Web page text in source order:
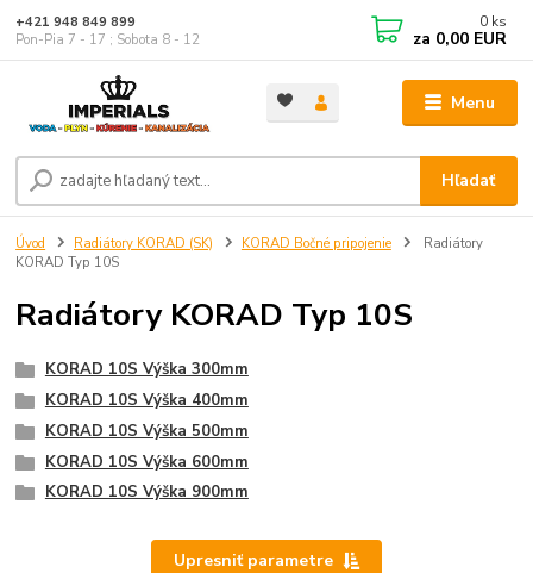
Menu
Hľadať
+421 948 849 899
Pon-Pia 7 - 17 ; Sobota 8 - 12
0 ks
za 0,00 EUR
Úvod Radiátory KORAD (SK) KORAD Bočné pripojenie
Radiátory
KORAD Typ 10S
Radiátory KORAD Typ 10S
KORAD 10S Výška 300mm
KORAD 10S Výška 400mm
KORAD 10S Výška 500mm
KORAD 10S Výška 600mm
KORAD 10S Výška 900mm
Upresniť parametre